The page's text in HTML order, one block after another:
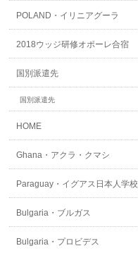
POLAND・イリニアグーラ
2018ウッジ研修オポーレ合宿
国別派遣先
国別派遣先
HOME
Ghana・アクラ・クマシ
Paraguay・イグアス日本人学校
Bulgaria・ブルガス
Bulgaria・プロビデス